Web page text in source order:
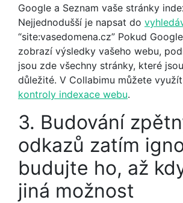
Google a Seznam vaše stránky
Nejjednodušší je napsat do
“site:vasedomena.cz” Pokud
zobrazí výsledky vašeho webu,
jsou zde všechny stránky, které
důležité. V Collabimu můžete
kontroly indexace webu.
3. Budování
odkazů zatím
budujte ho, až
jiná možnost